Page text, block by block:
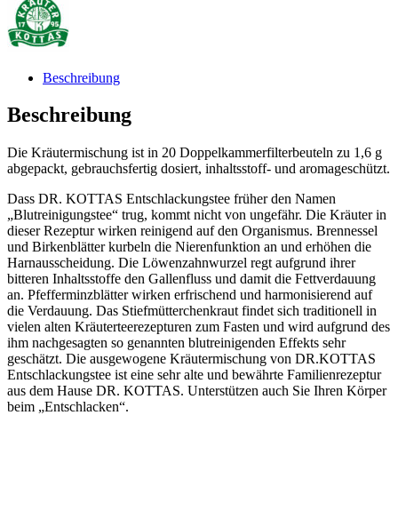
Beschreibung
Beschreibung
Die Kräutermischung ist in 20 Doppelkammerfilterbeuteln zu 1,6 g
abgepackt, gebrauchsfertig dosiert, inhaltsstoff- und aromageschützt.
Dass DR. KOTTAS Entschlackungstee früher den Namen
„Blutreinigungstee“ trug, kommt nicht von ungefähr. Die Kräuter in
dieser Rezeptur wirken reinigend auf den Organismus. Brennessel
und Birkenblätter kurbeln die Nierenfunktion an und erhöhen die
Harnausscheidung. Die Löwenzahnwurzel regt aufgrund ihrer
bitteren Inhaltsstoffe den Gallenfluss und damit die Fettverdauung
an. Pfefferminzblätter wirken erfrischend und harmonisierend auf
die Verdauung. Das Stiefmütterchenkraut findet sich traditionell in
vielen alten Kräuterteerezepturen zum Fasten und wird aufgrund des
ihm nachgesagten so genannten blutreinigenden Effekts sehr
geschätzt. Die ausgewogene Kräutermischung von DR.KOTTAS
Entschlackungstee ist eine sehr alte und bewährte Familienrezeptur
aus dem Hause DR. KOTTAS. Unterstützen auch Sie Ihren Körper
beim „Entschlacken“.